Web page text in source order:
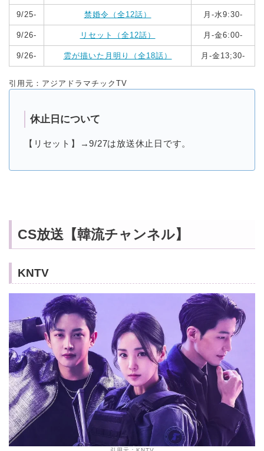
9/25- 禁婚令（全12話） 月‐水9:30-
9/26- リセット（全12話） 月‐金6:00-
9/26- 雲が描いた月明り（全18話） 月‐金13;30-
引用元：アジアドラマチックTV
休止日について
【リセット】→9/27は放送休止日です。
CS放送【韓流チャンネル】
KNTV